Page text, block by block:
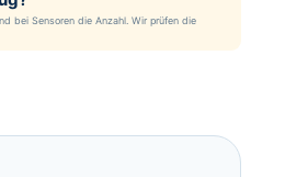
bei Sensoren die Anzahl. Wir prüfen die